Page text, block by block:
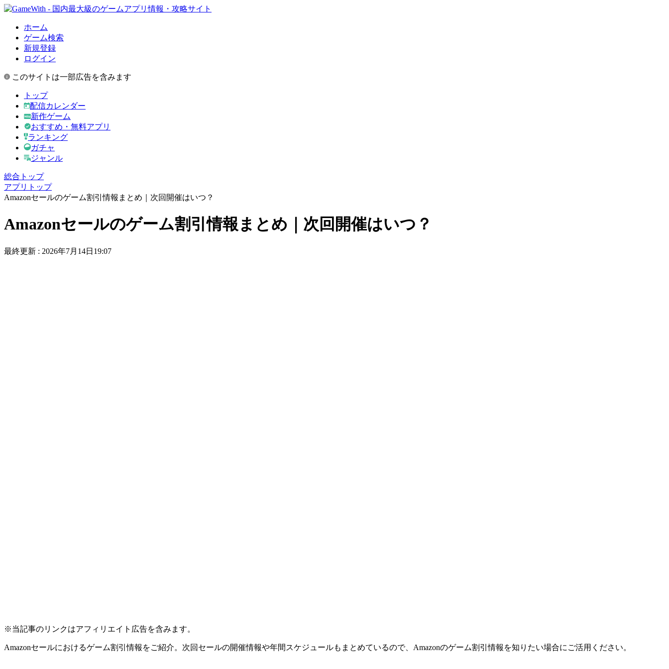
ホーム
ゲーム検索
新規登録
ログイン
このサイトは一部広告を含みます
トップ
配信カレンダー
新作ゲーム
おすすめ・無料アプリ
ランキング
ガチャ
ジャンル
総合トップ
アプリトップ
Amazonセールのゲーム割引情報まとめ｜次回開催はいつ？
Amazonセールのゲーム割引情報まとめ｜次回開催はいつ？
最終更新 : 2026年7月14日19:07
※当記事のリンクはアフィリエイト広告を含みます。
Amazonセールにおけるゲーム割引情報をご紹介。次回セールの開催情報や年間スケジュールもまとめているので、Amazonのゲーム割引情報を知りたい場合にご活用ください。